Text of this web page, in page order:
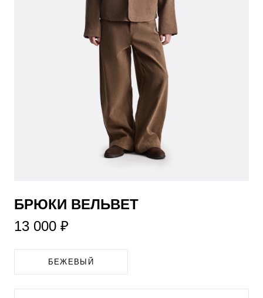
​БРЮКИ ВЕЛЬВЕТ
13 000 ₽
БЕЖЕВЫЙ